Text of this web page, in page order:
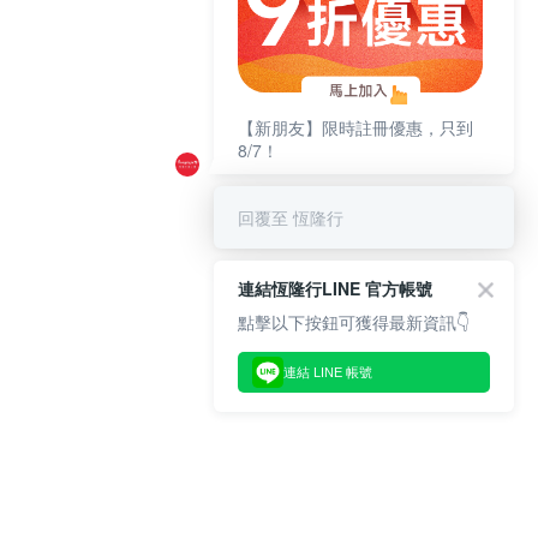
【新朋友】限時註冊優惠，只到
8/7！
回覆至 恆隆行
連結恆隆行LINE 官方帳號
點擊以下按鈕可獲得最新資訊👇
連結 LINE 帳號